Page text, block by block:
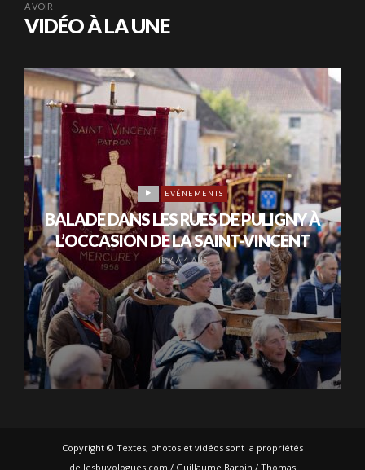
A VOIR
VIDÉO À LA UNE
EVÉNEMENTS
BALADE DANS LES RUES DE PULIGNY À
L’OCCASION DE LA SAINT-VINCENT
IL Y A 4 ANS
Copyright © Textes, photos et vidéos sont la propriétés
de lesbuvologues.com / Guillaume Baroin / Thomas